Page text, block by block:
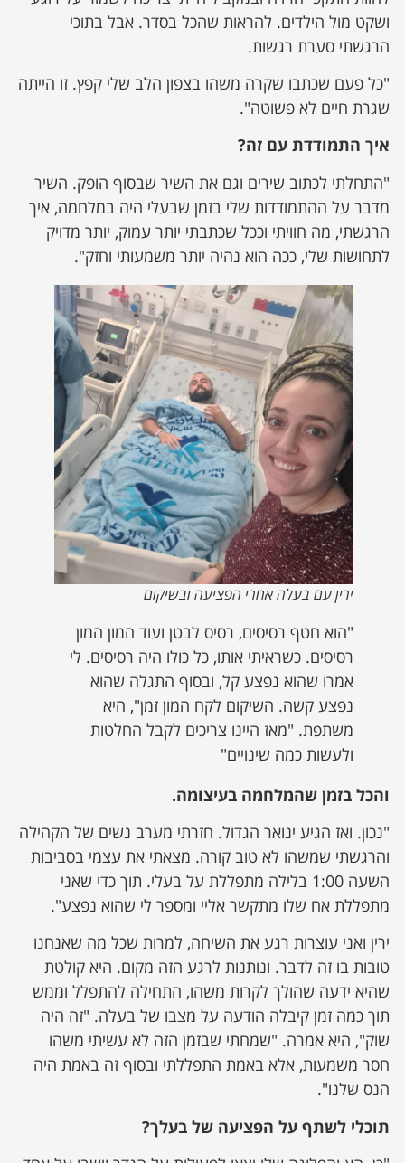
ושקט מול הילדים. להראות שהכל בסדר. אבל בתוכי
הרגשתי סערת רגשות.
"כל פעם שכתבו שקרה משהו בצפון הלב שלי קפץ. זו הייתה
שגרת חיים לא פשוטה".
איך התמודדת עם זה?
"התחלתי לכתוב שירים וגם את השיר שבסוף הופק. השיר
מדבר על ההתמודדות שלי בזמן שבעלי היה במלחמה, איך
הרגשתי, מה חוויתי וככל שכתבתי יותר עמוק, יותר מדויק
לתחושות שלי, ככה הוא נהיה יותר משמעותי וחזק".
ירין עם בעלה אחרי הפציעה ובשיקום
"הוא חטף רסיסים, רסיס לבטן ועוד המון המון
רסיסים. כשראיתי אותו, כל כולו היה רסיסים. לי
אמרו שהוא נפצע קל, ובסוף התגלה שהוא
נפצע קשה. השיקום לקח המון זמן", היא
משתפת. "מאז היינו צריכים לקבל החלטות
ולעשות כמה שינויים"
והכל בזמן שהמלחמה בעיצומה.
"נכון. ואז הגיע ינואר הגדול. חזרתי מערב נשים של הקהילה
והרגשתי שמשהו לא טוב קורה. מצאתי את עצמי בסביבות
השעה 1:00 בלילה מתפללת על בעלי. תוך כדי שאני
מתפללת אח שלו מתקשר אליי ומספר לי שהוא נפצע".
ירין ואני עוצרות רגע את השיחה, למרות שכל מה שאנחנו
טובות בו זה לדבר. ונותנות לרגע הזה מקום. היא קולטת
שהיא ידעה שהולך לקרות משהו, התחילה להתפלל וממש
תוך כמה זמן קיבלה הודעה על מצבו של בעלה. "זה היה
שוק", היא אמרה. "שמחתי שבזמן הזה לא עשיתי משהו
חסר משמעות, אלא באמת התפללתי ובסוף זה באמת היה
הנס שלנו".
תוכלי לשתף על הפציעה של בעלך?